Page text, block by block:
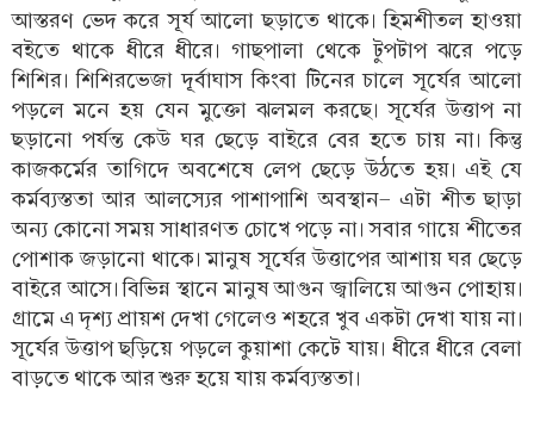
আস্তরণ ভেদ করে সূর্য আলো ছড়াতে থাকে। হিমশীতল হাওয়া
বইতে থাকে ধীরে ধীরে। গাছপালা থেকে টুপটাপ ঝরে পড়ে
শিশির। শিশিরভেজা দূর্বাঘাস কিংবা টিনের চালে সূর্যের আলো
পড়লে মনে হয় যেন মুক্তো ঝলমল করছে। সূর্যের উত্তাপ না
ছড়ানো পর্যন্ত কেউ ঘর ছেড়ে বাইরে বের হতে চায় না। কিন্তু
কাজকর্মের তাগিদে অবশেষে লেপ ছেড়ে উঠতে হয়। এই যে
কর্মব্যস্ততা আর আলস্যের পাশাপাশি অবস্থান- এটা শীত ছাড়া
অন্য কোনো সময় সাধারণত চোখে পড়ে না। সবার গায়ে শীতের
পোশাক জড়ানো থাকে। মানুষ সূর্যের উত্তাপের আশায় ঘর ছেড়ে
বাইরে আসে। বিভিন্ন স্থানে মানুষ আগুন জ্বালিয়ে আগুন পোহায়।
গ্রামে এ দৃশ্য প্রায়শ দেখা গেলেও শহরে খুব একটা দেখা যায় না।
সূর্যের উত্তাপ ছড়িয়ে পড়লে কুয়াশা কেটে যায়। ধীরে ধীরে বেলা
বাড়তে থাকে আর শুরু হয়ে যায় কর্মব্যস্ততা।